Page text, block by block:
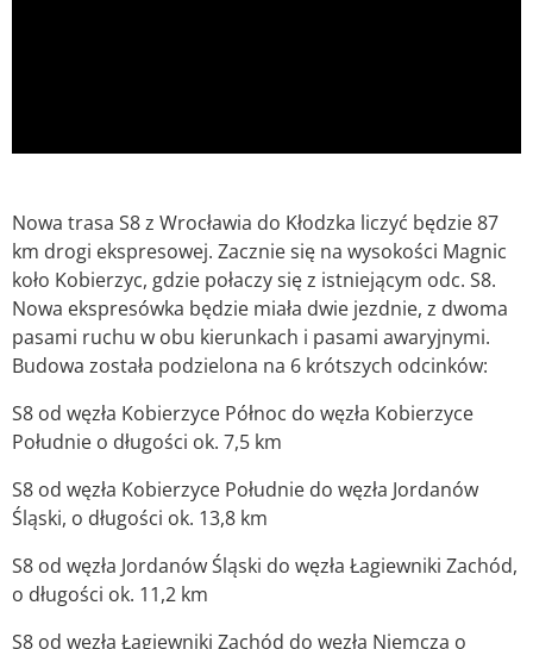
Nowa trasa S8 z Wrocławia do Kłodzka liczyć będzie 87
km drogi ekspresowej. Zacznie się na wysokości Magnic
koło Kobierzyc, gdzie połaczy się z istniejącym odc. S8.
Nowa ekspresówka będzie miała dwie jezdnie, z dwoma
pasami ruchu w obu kierunkach i pasami awaryjnymi.
Budowa została podzielona na 6 krótszych odcinków:
S8 od węzła Kobierzyce Północ do węzła Kobierzyce
Południe o długości ok. 7,5 km
S8 od węzła Kobierzyce Południe do węzła Jordanów
Śląski, o długości ok. 13,8 km
S8 od węzła Jordanów Śląski do węzła Łagiewniki Zachód,
o długości ok. 11,2 km
S8 od węzła Łagiewniki Zachód do węzła Niemcza o